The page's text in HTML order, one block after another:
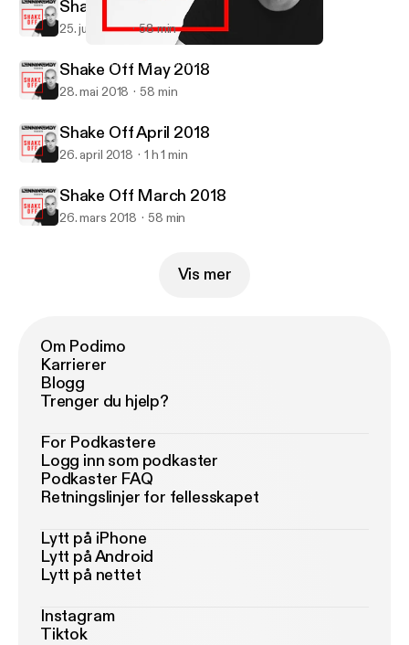
LENNYMENDY - Shake Off (Official Podcast)
Shake Off June 2018
25. juni 2018 58 min
Shake Off May 2018
28. mai 2018 58 min
Shake Off April 2018
26. april 2018 1 h 1 min
Shake Off March 2018
26. mars 2018 58 min
Vis mer
Om Podimo
Karrierer
Blogg
Trenger du hjelp?
For Podkastere
Logg inn som podkaster
Podkaster FAQ
Retningslinjer for fellesskapet
Lytt på iPhone
Lytt på Android
Lytt på nettet
Instagram
Tiktok